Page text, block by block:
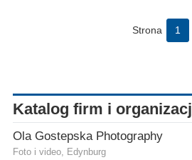
Strona 1
Katalog firm i
Ola Gostepska Photography
Foto i video, Edynburg